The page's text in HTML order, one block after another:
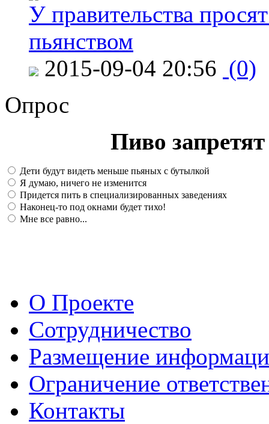
У правительства
пьянством
2015-09-04 20:56 (0)
Опрос
Пиво
Дети будут видеть меньше пьяных с бутылкой
Я думаю, ничего не изменится
Придется пить в специализированных заведениях
Наконец-то под окнами будет тихо!
Мне все равно...
О Проекте
Сотрудничество
Размещение
Ограничение
Контакты